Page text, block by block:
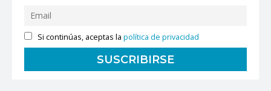
Si continúas, aceptas lapolítica de privacidad